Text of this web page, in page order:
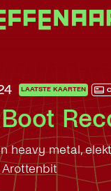
LAATSTE KAARTEN
heavy metal,